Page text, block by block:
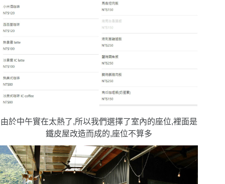
由於中午實在太熱了,所以我們選擇了室內的座位,裡面是
鐵皮屋改造而成的,座位不算多